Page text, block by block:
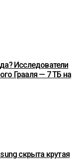
Исследователи
Грааля — 7 ТБ на
скрыта крутая